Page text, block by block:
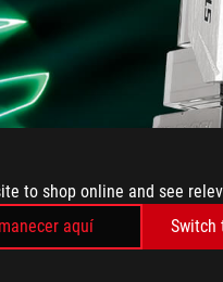
to shop online and see
aquí
Switch